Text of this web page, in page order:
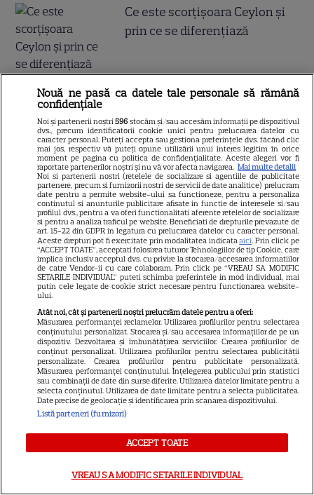
Ce este scorțișoara Ceylon și
prin ce se diferențiază
ALTE ARTICOLE
INTERESANTE
13
VEDETE STRĂINE
Tom Holland, decizie radicală
pentru noul său film! Ce
promisiune a făcut actorul
după momentele virale în care
a făcut senzație prin dans
13
SKYSHOWTIME
Scarlett Johansson și Kristin
Scott Thomas, din nou mamă
și fiică pe ecran în „My
Mother's Wedding”. Când
apare filmul pe SkyShowtime
PRIME VIDEO
Nouă ne pasă ca datele tale personale să rămână
confidențiale
Noi și partenerii noștri596 stocăm și/sau accesăm informații pe dispozitivul
dvs., precum identificatorii cookie unici pentru prelucrarea datelor cu
caracter personal. Puteți accepta sau gestiona preferințele dvs. făcând clic
mai jos, respectiv vă puteți opune utilizării unui interes legitim în orice
moment pe pagina cu politica de confidențialitate. Aceste alegeri vor fi
raportate partenerilor noștri și nu vă vor afecta navigarea. Mai multe detalii
Noi si partenerii nostri (retelele de socializare si agentiile de publicitate
partenere, precum si furnizorii nostri de servicii de date analitice) prelucram
date pentru a permite website-ului sa functioneze, pentru a personaliza
continutul si anunturile publicitare afisate in functie de interesele si/sau
profilul dvs., pentru a va oferi functionalitati aferente retelelor de socializare
si pentru a analiza traficul pe website. Beneficiati de drepturile prevazute de
art. 15-22 din GDPR in legatura cu prelucrarea datelor cu caracter personal.
Aceste drepturi pot fi exercitate prin modalitatea indicataaici. Prin click pe
“ACCEPT TOATE”, acceptati folosirea tuturor Tehnologiilor de tip Cookie, care
implica inclusiv acceptul dvs. cu privire la stocarea/accesarea informatiilor
de catre Vendor-ii cu care colaboram. Prin click pe “VREAU SA MODIFIC
SETARILE INDIVIDUAL” puteti schimba preferintele in mod individual, mai
putin cele legate de cookie strict necesare pentru functionarea website-
ului.
Atât noi, cât și partenerii noștri prelucrăm datele pentru a oferi:
Măsurarea performanței reclamelor. Utilizarea profilurilor pentru selectarea
conținutului personalizat. Stocarea și/sau accesarea informațiilor de pe un
dispozitiv. Dezvoltarea și îmbunătățirea serviciilor. Crearea profilurilor de
conținut personalizat. Utilizarea profilurilor pentru selectarea publicității
personalizate. Crearea profilurilor pentru publicitate personalizată.
Măsurarea performanței conținutului. Înțelegerea publicului prin statistici
sau combinații de date din surse diferite. Utilizarea datelor limitate pentru a
selecta conținutul. Utilizarea de date limitate pentru a selecta publicitatea.
Date precise de geolocație și identificarea prin scanarea dispozitivului.
Listă parteneri (furnizori)
ACCEPT TOATE
VREAU SA MODIFIC SETARILE INDIVIDUAL